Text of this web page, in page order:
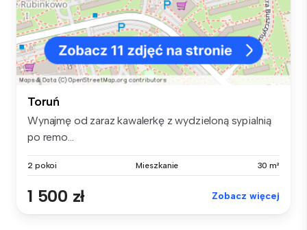
Toruń
Wynajmę od zaraz kawalerkę z wydzieloną sypialnią
po remo...
2 pokoi Mieszkanie 30 m²
1 500 zł Zobacz więcej